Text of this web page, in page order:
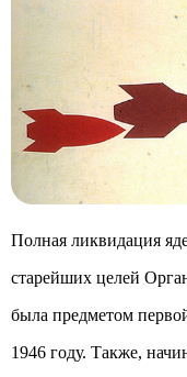
Полная ликвидация
старейших целей
была предметом
1946 году. Также,